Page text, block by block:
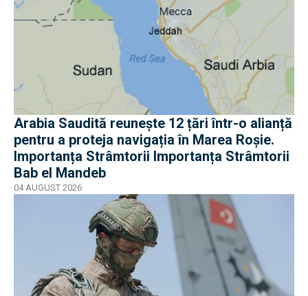
Arabia Saudită reunește 12 țări într-o alianță
pentru a proteja navigația în Marea Roșie.
Importanța Strâmtorii Importanța Strâmtorii
Bab el Mandeb
04 AUGUST 2026